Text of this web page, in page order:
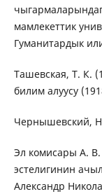
мамлекеттик
Гуманитардык
Ташевская, Т. К.
билим алуусу
Чернышевский,
Эл комисары А.
эстелигинин
Александр